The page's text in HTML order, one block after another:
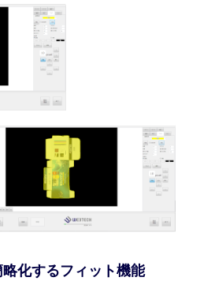
化するフィット機能